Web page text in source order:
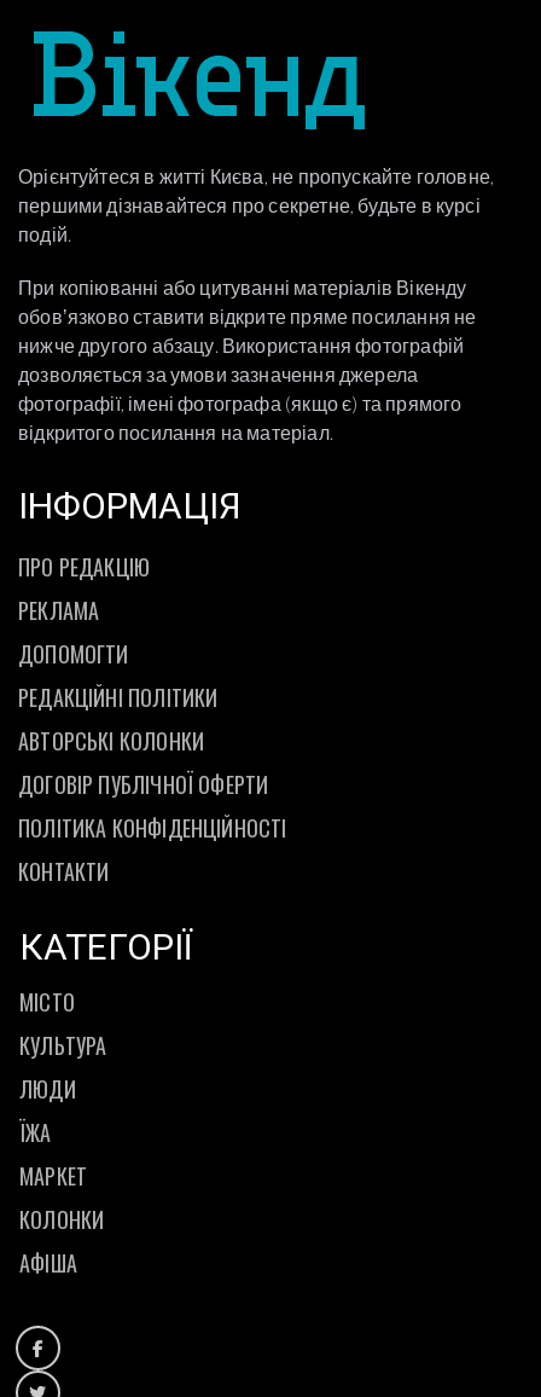
Орієнтуйтеся в житті Києва, не пропускайте головне,
першими дізнавайтеся про секретне, будьте в курсі
подій.
При копіюванні або цитуванні матеріалів Вікенду
обовʼязково ставити відкрите пряме посилання не
нижче другого абзацу. Використання фотографій
дозволяється за умови зазначення джерела
фотографії, імені фотографа (якщо є) та прямого
відкритого посилання на матеріал.
ІНФОРМАЦІЯ
ПРО РЕДАКЦІЮ
РЕКЛАМА
ДОПОМОГТИ
РЕДАКЦІЙНІ ПОЛІТИКИ
АВТОРСЬКІ КОЛОНКИ
ДОГОВІР ПУБЛІЧНОЇ ОФЕРТИ
ПОЛІТИКА КОНФІДЕНЦІЙНОСТІ
КОНТАКТИ
КАТЕГОРІЇ
МІСТО
КУЛЬТУРА
ЛЮДИ
ЇЖА
МАРКЕТ
КОЛОНКИ
АФІША